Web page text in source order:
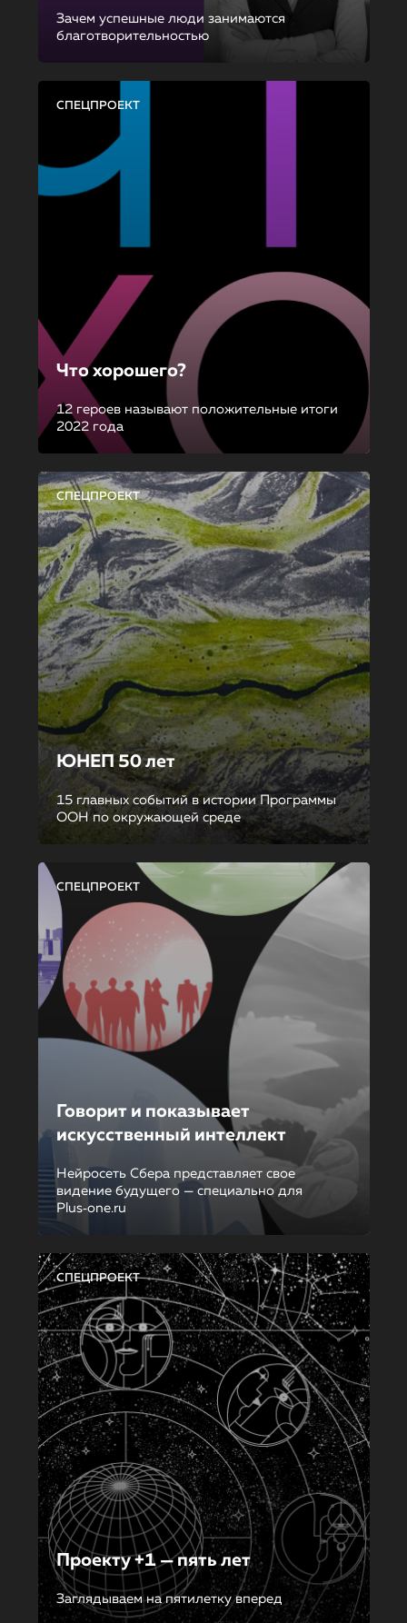
Зачем успешные люди занимаются
благотворительностью
СПЕЦПРОЕКТ
Что хорошего?
12 героев называют положительные итоги
2022 года
СПЕЦПРОЕКТ
ЮНЕП 50 лет
15 главных событий в истории Программы
ООН по окружающей среде
СПЕЦПРОЕКТ
Говорит и показывает
искусственный интеллект
Нейросеть Сбера представляет свое
видение будущего — специально для
Plus‑one.ru
СПЕЦПРОЕКТ
Проекту +1 — пять лет
Заглядываем на пятилетку вперед